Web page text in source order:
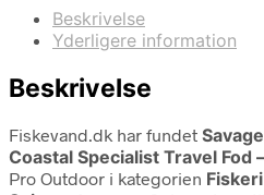
Beskrivelse
Yderligere information
Beskrivelse
Fiskevand.dk har fundet
Coastal Specialist Travel Fod
Pro Outdoor i kategorien